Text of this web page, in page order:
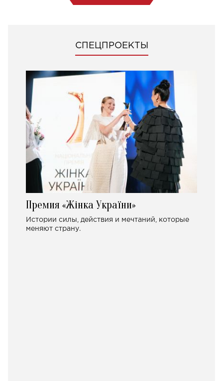
СПЕЦПРОЕКТЫ
Премия «Жінка України»
Истории силы, действия и мечтаний, которые
меняют страну.